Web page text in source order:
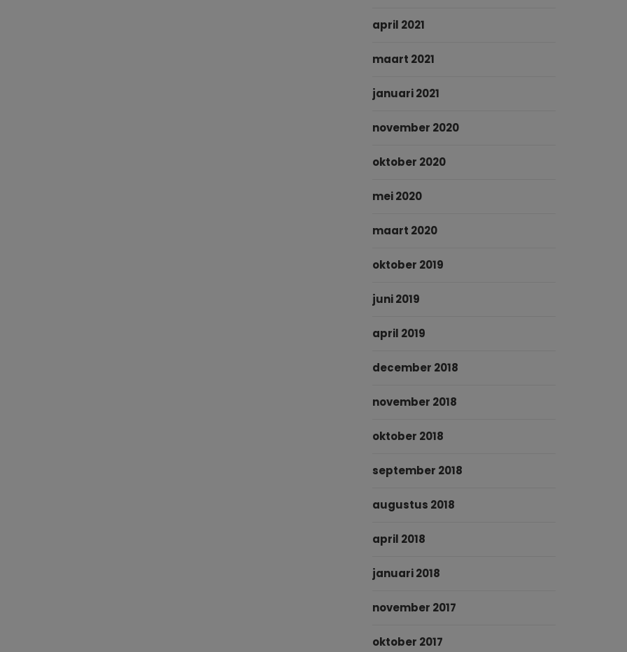
april 2021
maart 2021
januari 2021
november 2020
oktober 2020
mei 2020
maart 2020
oktober 2019
juni 2019
april 2019
december 2018
november 2018
oktober 2018
september 2018
augustus 2018
april 2018
januari 2018
november 2017
oktober 2017